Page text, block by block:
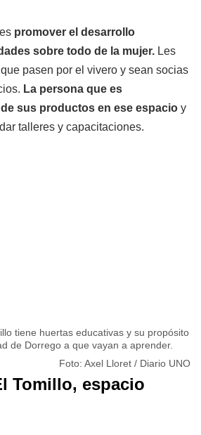
promover el desarrollo
sobre todo de la mujer. Les
pasen por el vivero y sean socias
La persona que es
sus productos en ese espacio y
talleres y capacitaciones.
tiene huertas educativas y su propósito
de Dorrego a que vayan a aprender.
Foto: Axel Lloret / Diario UNO
Tomillo, espacio